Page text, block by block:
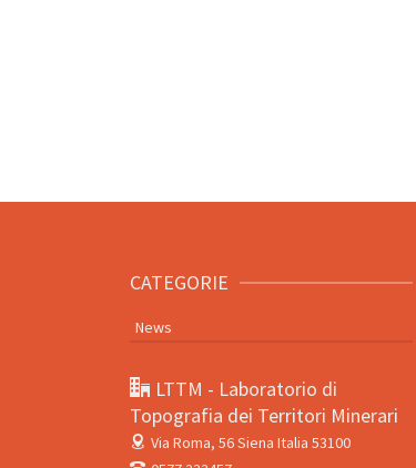
CATEGORIE
News
LTTM - Laboratorio di
Topografia dei Territori Minerari
Via Roma, 56Siena Italia 53100